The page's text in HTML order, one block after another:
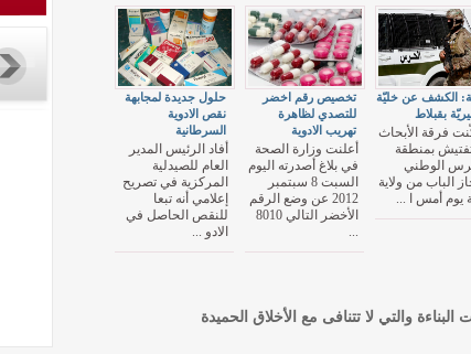
حلول جديدة لمجابهة
نقص الادوية
السرطانية
أفاد الرئيس المدير
العام للصيدلية
المركزية في تصريح
إعلامي أنه تبعا
للنقص الحاصل في
الادو ...
تخصيص رقم اخضر
للتصدي لظاهرة
تهريب الادوية
أعلنت وزارة الصحة
في بلاغ أصدرته اليوم
السبت 8 سبتمبر
2012 عن وضع الرقم
الأخضر التالي 8010
...
الكشف عن خليّة
بقبلاط
فرقة الأبحاث
بمنطقة
الوطني
الباب من ولاية
يوم أمس ا ...
البناءة والتي لا تتنافى مع الأخلاق الحميدة